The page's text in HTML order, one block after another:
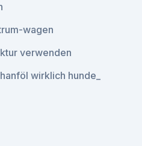
wagen
verwenden
wirklich hunde_